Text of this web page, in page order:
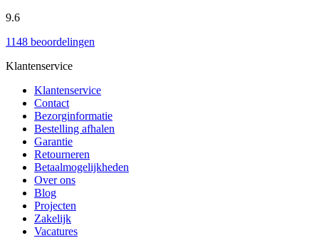
9.6
1148 beoordelingen
Klantenservice
Klantenservice
Contact
Bezorginformatie
Bestelling afhalen
Garantie
Retourneren
Betaalmogelijkheden
Over ons
Blog
Projecten
Zakelijk
Vacatures